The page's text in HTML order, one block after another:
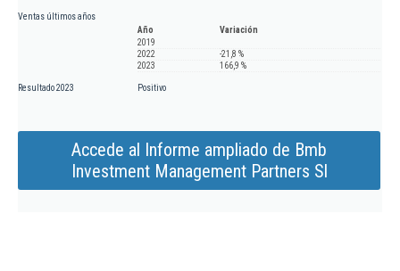
Ventas últimos años
Año
Variación
2019
2022
-21,8 %
2023
166,9 %
Resultado 2023 Positivo
Accede al Informe ampliado de Bmb
Investment Management Partners Sl